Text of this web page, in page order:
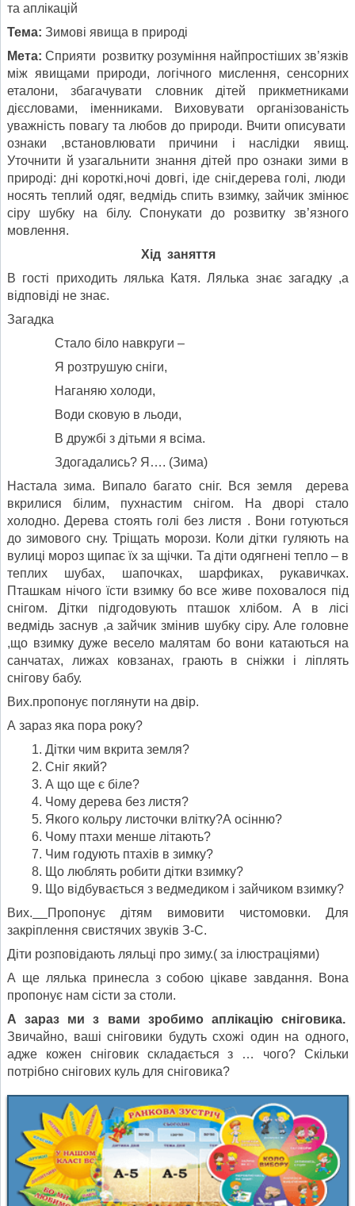
та аплікацій
Тема: Зимові явища в природі
Мета: Сприяти розвитку розуміння найпростіших зв’язків
між явищами природи, логічного мислення, сенсорних
еталони, збагачувати словник дітей прикметниками
дієсловами, іменниками. Виховувати організованість
уважність повагу та любов до природи. Вчити описувати
ознаки ,встановлювати причини і наслідки явищ.
Уточнити й узагальнити знання дітей про ознаки зими в
природі: дні короткі,ночі довгі, іде сніг,дерева голі, люди
носять теплий одяг, ведмідь спить взимку, зайчик змінює
сіру шубку на білу. Спонукати до розвитку зв’язного
мовлення.
Хід заняття
В гості приходить лялька Катя. Лялька знає загадку ,а
відповіді не знає.
Загадка
Стало біло навкруги –
Я розтрушую сніги,
Наганяю холоди,
Води сковую в льоди,
В дружбі з дітьми я всіма.
Здогадались? Я…. (Зима)
Настала зима. Випало багато сніг. Вся земля дерева
вкрилися білим, пухнастим снігом. На дворі стало
холодно. Дерева стоять голі без листя . Вони готуються
до зимового сну. Тріщать морози. Коли дітки гуляють на
вулиці мороз щипає їх за щічки. Та діти одягнені тепло – в
теплих шубах, шапочках, шарфиках, рукавичках.
Пташкам нічого їсти взимку бо все живе поховалося під
снігом. Дітки підгодовують пташок хлібом. А в лісі
ведмідь заснув ,а зайчик змінив шубку сіру. Але головне
,що взимку дуже весело малятам бо вони катаються на
санчатах, лижах ковзанах, грають в сніжки і ліплять
снігову бабу.
Вих.пропонує поглянути на двір.
А зараз яка пора року?
Дітки чим вкрита земля?
Сніг який?
А що ще є біле?
Чому дерева без листя?
Якого кольру листочки влітку?А осінню?
Чому птахи менше літають?
Чим годують птахів в зимку?
Що люблять робити дітки взимку?
Що відбувається з ведмедиком і зайчиком взимку?
Вих.
Пропонує дітям вимовити чистомовки. Для
закріплення свистячих звуків З-С.
Діти розповідають ляльці про зиму.( за ілюстраціями)
А ще лялька принесла з собою цікаве завдання. Вона
пропонує нам сісти за столи.
А зараз ми з вами зробимо аплікацію сніговика.
Звичайно, ваші сніговики будуть схожі один на одного,
адже кожен сніговик складається з … чого? Скільки
потрібно снігових куль для сніговика?